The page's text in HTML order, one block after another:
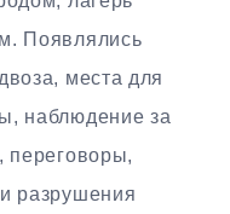
Появлялись
места для
наблюдение за
переговоры,
разрушения